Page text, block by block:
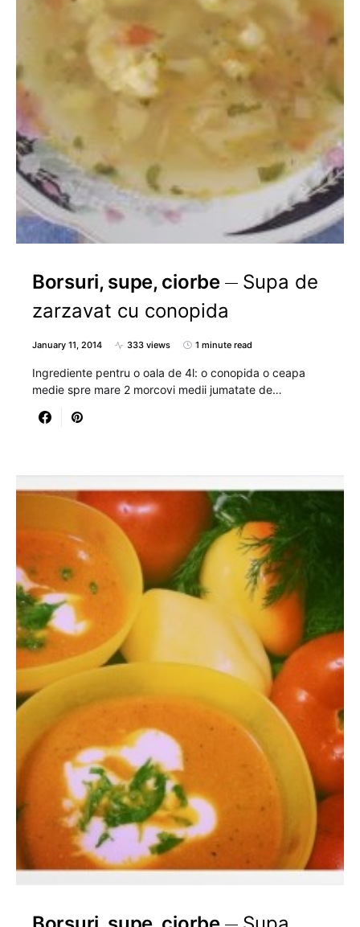
Borsuri, supe, ciorbe
Supa de
zarzavat cu conopida
January 11, 2014 333 views 1 minute read
Ingrediente pentru o oala de 4l: o conopida o ceapa
medie spre mare 2 morcovi medii jumatate de…